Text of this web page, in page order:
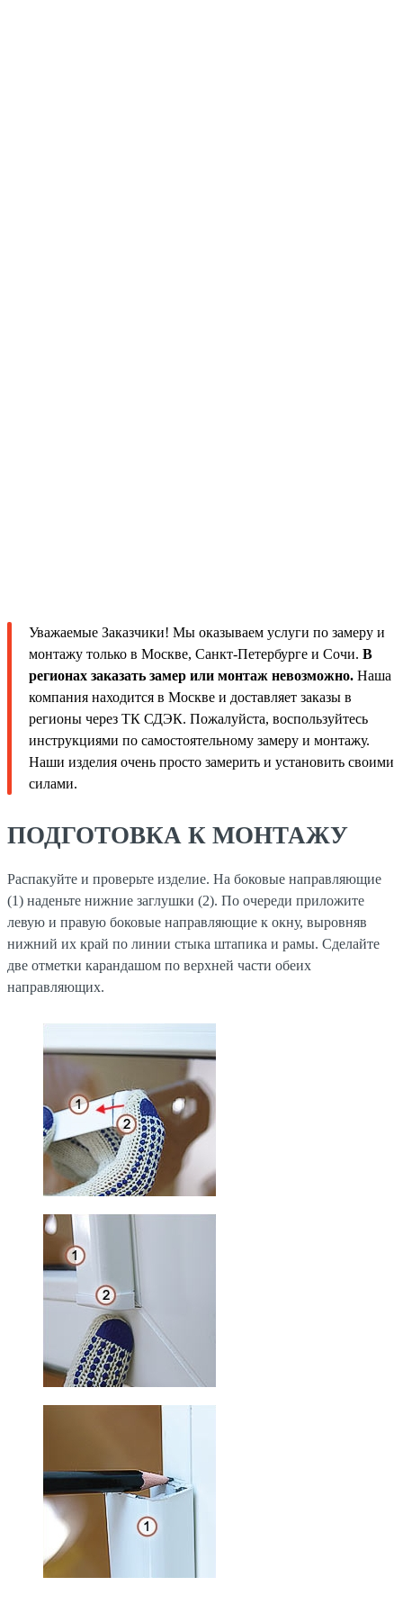
Уважаемые Заказчики! Мы оказываем услуги по замеру и
монтажу только в Москве, Санкт-Петербурге и Сочи. В
регионах заказать замер или монтаж невозможно. Наша
компания находится в Москве и доставляет заказы в
регионы через ТК СДЭК. Пожалуйста, воспользуйтесь
инструкциями по самостоятельному замеру и монтажу.
Наши изделия очень просто замерить и установить своими
силами.
ПОДГОТОВКА К МОНТАЖУ
Распакуйте и проверьте изделие. На боковые направляющие
(1) наденьте нижние заглушки (2). По очереди приложите
левую и правую боковые направляющие к окну, выровняв
нижний их край по линии стыка штапика и рамы. Сделайте
две отметки карандашом по верхней части обеих
направляющих.